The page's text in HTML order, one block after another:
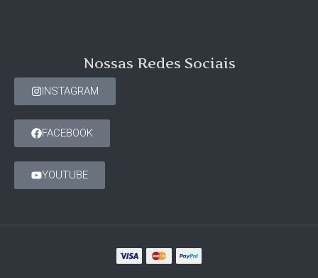
Nossas Redes Sociais
INSTAGRAM
FACEBOOK
YOUTUBE